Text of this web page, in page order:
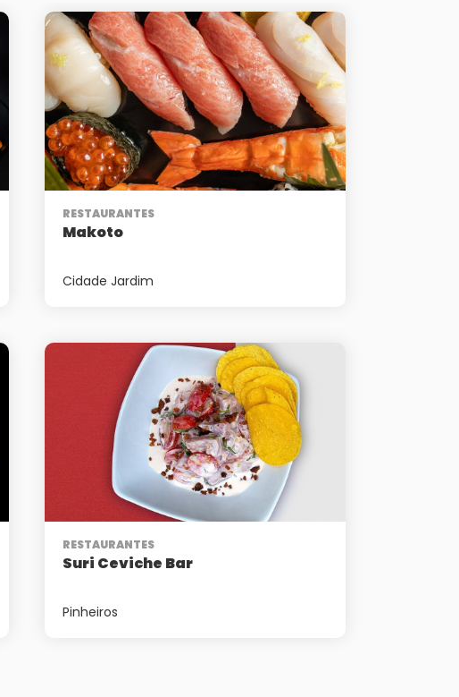
RESTAURANTES
Makoto
Cidade Jardim
RESTAURANTES
Suri Ceviche Bar
Pinheiros